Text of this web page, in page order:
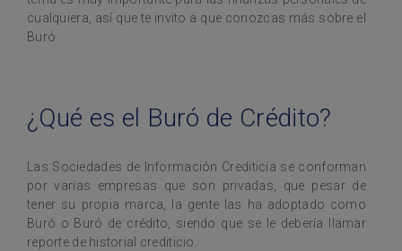
cualquiera, así que te invito a que conozcas más sobre el
Buró
¿Qué es el Buró de Crédito?
Las Sociedades de Información Crediticia se conforman
por varias empresas que son privadas, que pesar de
tener su propia marca, la gente las ha adoptado como
Buró o Buró de crédito, siendo que se le debería llamar
reporte de historial crediticio.